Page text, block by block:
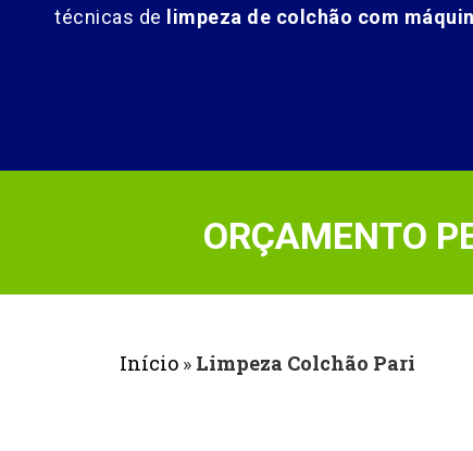
técnicas de limpeza de colchão com
ORÇAMENTO
Início » Limpeza Colchão Pari